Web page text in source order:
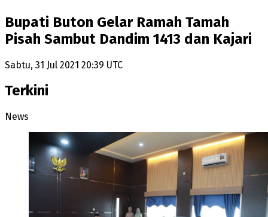
Bupati Buton Gelar Ramah Tamah
Pisah Sambut Dandim 1413 dan Kajari
Sabtu, 31 Jul 2021 20:39 UTC
Terkini
News